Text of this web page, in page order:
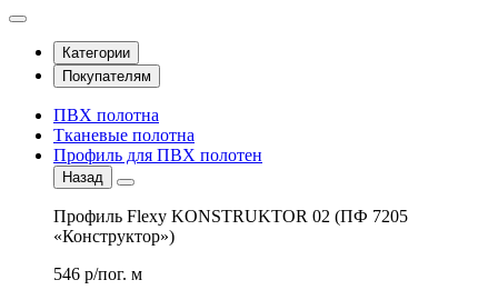
Категории
Покупателям
ПВХ полотна
Тканевые полотна
Профиль для ПВХ полотен
Назад
Профиль Flexy KONSTRUKTOR 02 (ПФ 7205
«Конструктор»)
546 р/пог. м